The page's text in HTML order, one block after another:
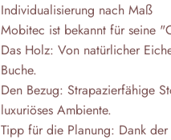
Individualisierung nach Maß
Mobitec ist bekannt für seine
Das Holz: Von natürlicher
Buche.
Den Bezug: Strapazierfähige
luxuriöses Ambiente.
Tipp für die Planung: Dank